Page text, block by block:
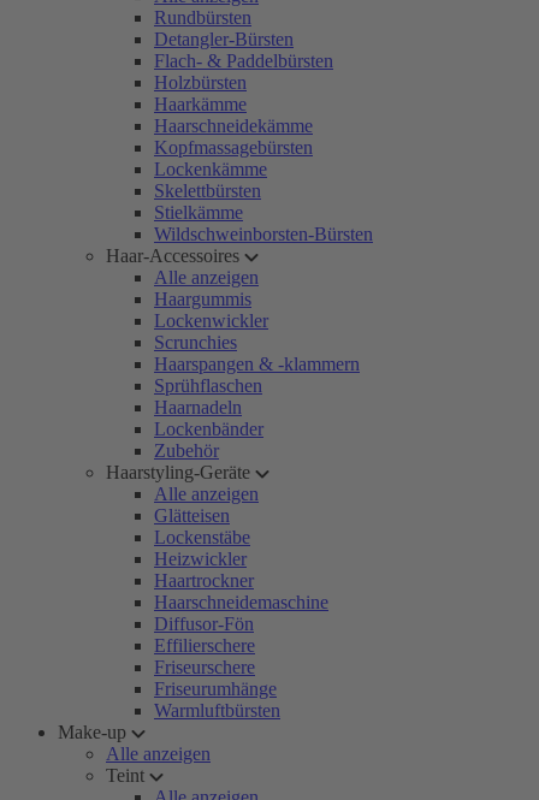
Rundbürsten
Detangler-Bürsten
Flach- & Paddelbürsten
Holzbürsten
Haarkämme
Haarschneidekämme
Kopfmassagebürsten
Lockenkämme
Skelettbürsten
Stielkämme
Wildschweinborsten-Bürsten
Haar-Accessoires
Alle anzeigen
Haargummis
Lockenwickler
Scrunchies
Haarspangen & -klammern
Sprühflaschen
Haarnadeln
Lockenbänder
Zubehör
Haarstyling-Geräte
Alle anzeigen
Glätteisen
Lockenstäbe
Heizwickler
Haartrockner
Haarschneidemaschine
Diffusor-Fön
Effilierschere
Friseurschere
Friseurumhänge
Warmluftbürsten
Make-up
Alle anzeigen
Teint